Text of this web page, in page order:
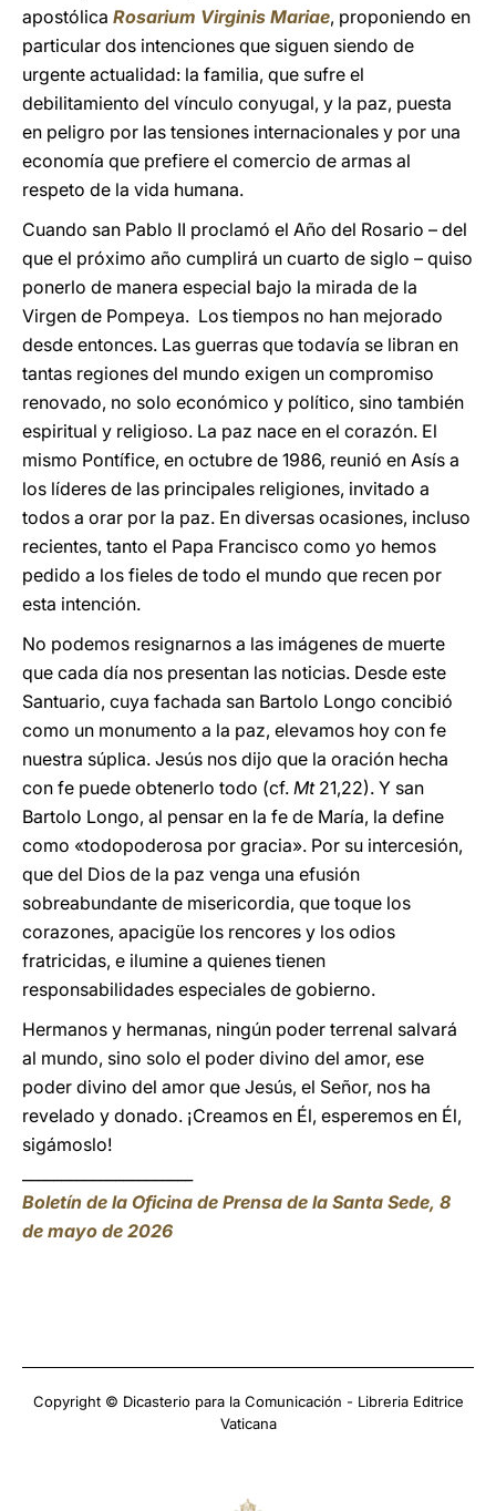
apostólica Rosarium Virginis Mariae, proponiendo en
particular dos intenciones que siguen siendo de
urgente actualidad: la familia, que sufre el
debilitamiento del vínculo conyugal, y la paz, puesta
en peligro por las tensiones internacionales y por una
economía que prefiere el comercio de armas al
respeto de la vida humana.
Cuando san Pablo II proclamó el Año del Rosario – del
que el próximo año cumplirá un cuarto de siglo – quiso
ponerlo de manera especial bajo la mirada de la
Virgen de Pompeya. Los tiempos no han mejorado
desde entonces. Las guerras que todavía se libran en
tantas regiones del mundo exigen un compromiso
renovado, no solo económico y político, sino también
espiritual y religioso. La paz nace en el corazón. El
mismo Pontífice, en octubre de 1986, reunió en Asís a
los líderes de las principales religiones, invitado a
todos a orar por la paz. En diversas ocasiones, incluso
recientes, tanto el Papa Francisco como yo hemos
pedido a los fieles de todo el mundo que recen por
esta intención.
No podemos resignarnos a las imágenes de muerte
que cada día nos presentan las noticias. Desde este
Santuario, cuya fachada san Bartolo Longo concibió
como un monumento a la paz, elevamos hoy con fe
nuestra súplica. Jesús nos dijo que la oración hecha
con fe puede obtenerlo todo (cf. Mt21,22). Y san
Bartolo Longo, al pensar en la fe de María, la define
como «todopoderosa por gracia». Por su intercesión,
que del Dios de la paz venga una efusión
sobreabundante de misericordia, que toque los
corazones, apacigüe los rencores y los odios
fratricidas, e ilumine a quienes tienen
responsabilidades especiales de gobierno.
Hermanos y hermanas, ningún poder terrenal salvará
al mundo, sino solo el poder divino del amor, ese
poder divino del amor que Jesús, el Señor, nos ha
revelado y donado. ¡Creamos en Él, esperemos en Él,
sigámoslo!
Boletín de la Oficina de Prensa de la Santa Sede, 8
de mayo de 2026
Copyright © Dicasterio para la Comunicación - Libreria Editrice
Vaticana